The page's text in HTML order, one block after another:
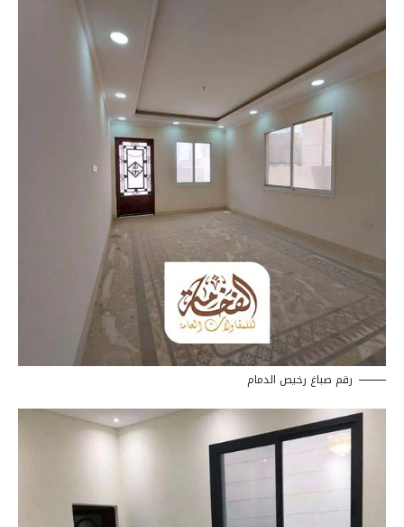
رقم صباغ رخيص الدمام